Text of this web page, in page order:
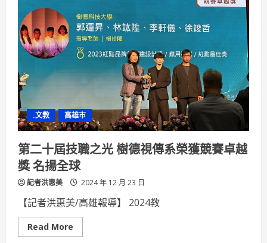
.文教 高雄市
第二十屆技職之光 樹德視傳系榮獲競賽卓越
獎 名揚全球
記者洪惠美 2024 年 12 月 23 日
【記者洪惠美/高雄報導】 2024教
Read More
more